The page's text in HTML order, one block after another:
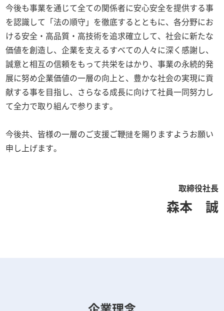
今後も事業を通じて全ての関係者に安心安全を提供する事
を認識して「法の順守」を徹底するとともに、各分野にお
ける安全・高品質・高技術を追求確立して、社会に新たな
価値を創造し、企業を支えるすべての人々に深く感謝し、
誠意と相互の信頼をもって共栄をはかり、事業の永続的発
展に努め企業価値の一層の向上と、豊かな社会の実現に貢
献する事を目指し、さらなる成長に向けて社員一同努力し
て全力で取り組んで参ります。
今後共、皆様の一層のご支援ご鞭撻を賜りますようお願い
申し上げます。
取締役社長
森本 誠